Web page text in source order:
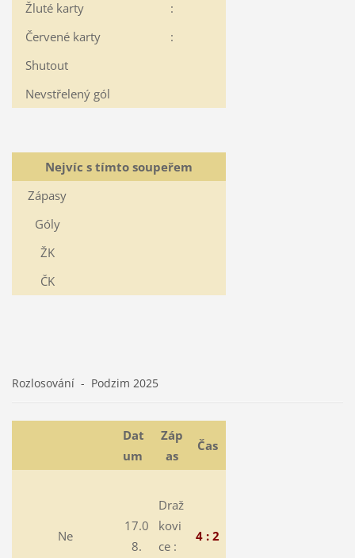
Žluté karty
:
Červené karty
:
Shutout
Nevstřelený gól
Nejvíc s tímto soupeřem
Zápasy
Góly
ŽK
ČK
Rozlosování - Podzim 2025
Dat
um
Záp
as
Čas
Ne
17.0
8.
Draž
kovi
ce :
4 : 2